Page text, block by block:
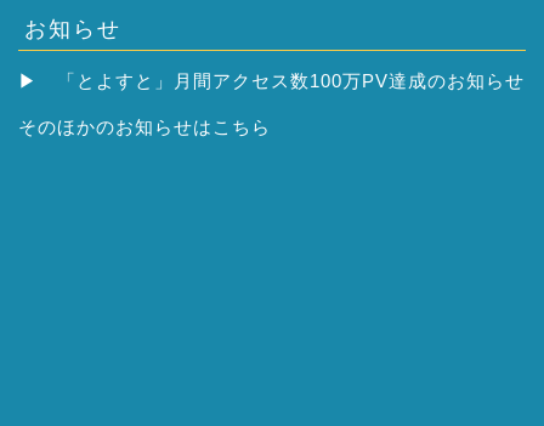
お知らせ
▶ 「とよすと」月間アクセス数100万PV達成のお知らせ
そのほかのお知らせはこちら